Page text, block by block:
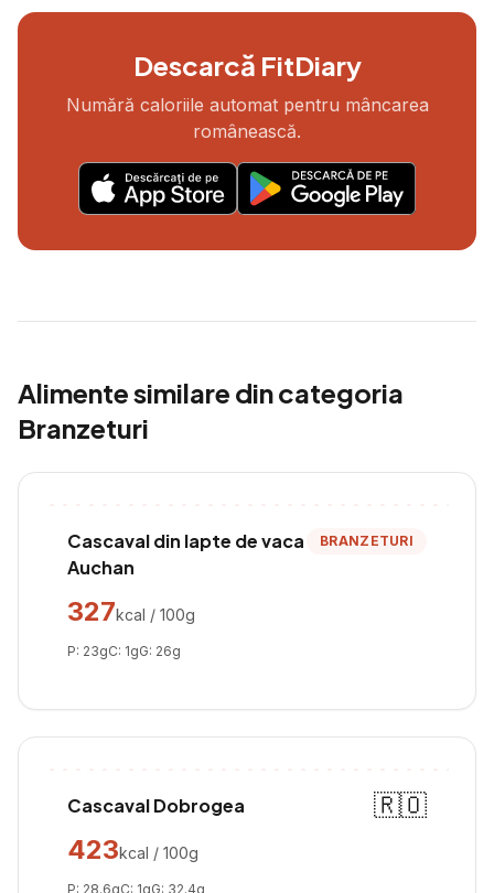
Descarcă FitDiary
Numără caloriile automat pentru mâncarea
românească.
Alimente similare din categoria
Branzeturi
Cascaval din lapte de vaca
Auchan
BRANZETURI
327kcal / 100g
P: 23gC: 1gG: 26g
Cascaval Dobrogea
🇷🇴
423kcal / 100g
P: 28.6gC: 1gG: 32.4g